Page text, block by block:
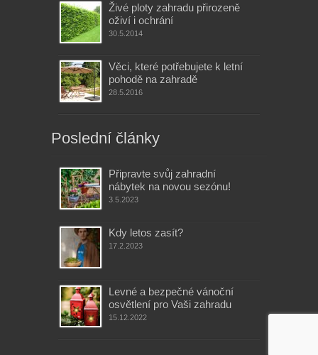
Živé ploty zahradu přirozeně
oživí i ochrání
30.5.2014
Věci, které potřebujete k letní
pohodě na zahradě
28.5.2016
Poslední články
Připravte svůj zahradní
nábytek na novou sezónu!
3.5.2023
Kdy letos zasít?
17.2.2023
Levné a bezpečné vánoční
osvětlení pro Vaši zahradu
15.12.2022